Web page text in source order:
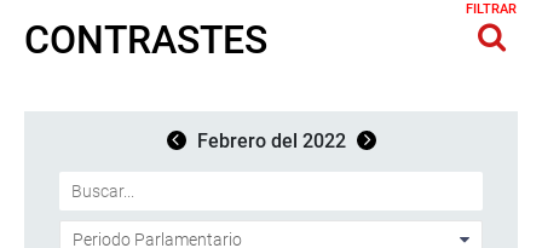
CONTRASTES
FILTRAR
Febrero del 2022